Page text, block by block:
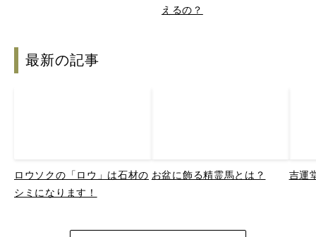
えるの？
最新の記事
ロウソクの「ロウ」は石材の
シミになります！
お盆に飾る精霊馬とは？ 吉運